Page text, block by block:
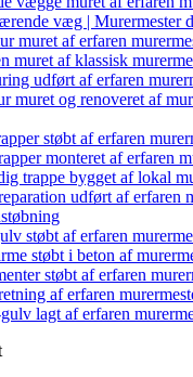
væg | Murermester
muret af erfaren
muret af klassisk
udført af erfaren
muret og renoveret af
støbt af erfaren
monteret af erfaren
trappe bygget af lokal
udført af erfaren
støbt af erfaren
støbt i beton af
støbt af erfaren
af erfaren
lagt af erfaren